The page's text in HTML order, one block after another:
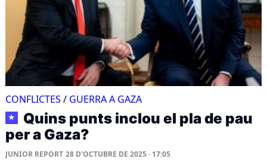
CONFLICTES / GUERRA A GAZA
★
Quins punts inclou el pla de pau
per a Gaza?
JUNIOR REPORT 28 D'OCTUBRE DE 2025 · 17:05